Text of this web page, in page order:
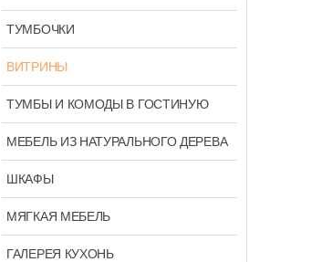
ТУМБОЧКИ
ВИТРИНЫ
ТУМБЫ И КОМОДЫ В ГОСТИНУЮ
МЕБЕЛЬ ИЗ НАТУРАЛЬНОГО ДЕРЕВА
ШКАФЫ
МЯГКАЯ МЕБЕЛЬ
ГАЛЕРЕЯ КУХОНЬ